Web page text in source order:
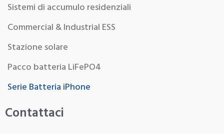
Sistemi di accumulo residenziali
Commercial & Industrial ESS
Stazione solare
Pacco batteria LiFePO4
Serie Batteria iPhone
Contattaci